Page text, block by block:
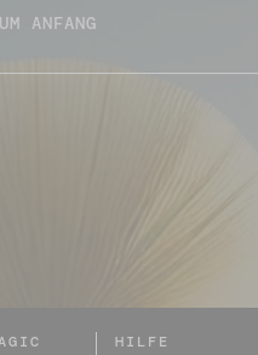
ANFANG
HILFE